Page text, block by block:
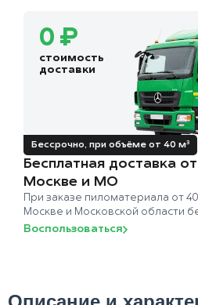
0 ₽
стоимость
доставки
Бессрочно, при объёме от 40 м³
Бесплатная доставка
Москве и МО
При заказе пиломатериала от
Москве и Московской области
Воспользоваться